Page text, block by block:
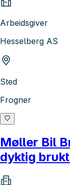
Arbeidsgiver
Hesselberg AS
Sted
Frogner
Møller Bil
dyktig